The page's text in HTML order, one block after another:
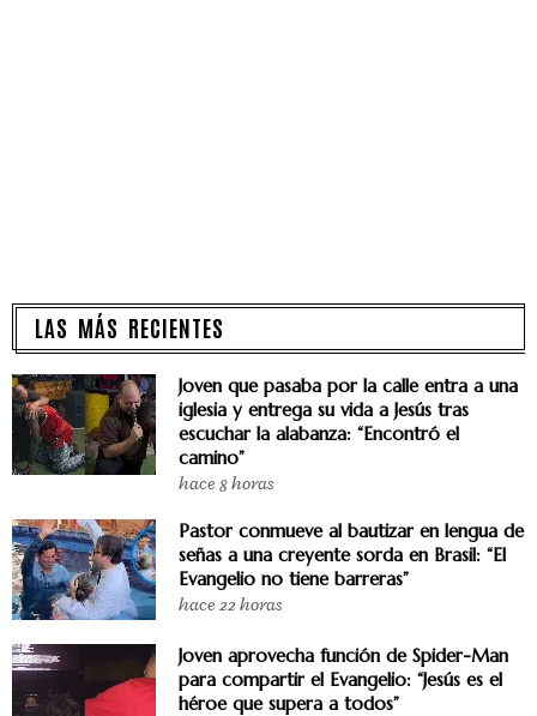
LAS MÁS RECIENTES
Joven que pasaba por la calle entra a una
iglesia y entrega su vida a Jesús tras
escuchar la alabanza: “Encontró el
camino”
hace 8 horas
Pastor conmueve al bautizar en lengua de
señas a una creyente sorda en Brasil: “El
Evangelio no tiene barreras”
hace 22 horas
Joven aprovecha función de Spider-Man
para compartir el Evangelio: “Jesús es el
héroe que supera a todos”